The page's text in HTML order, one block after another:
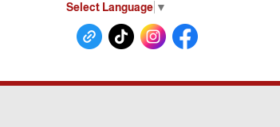
Select Language ▼